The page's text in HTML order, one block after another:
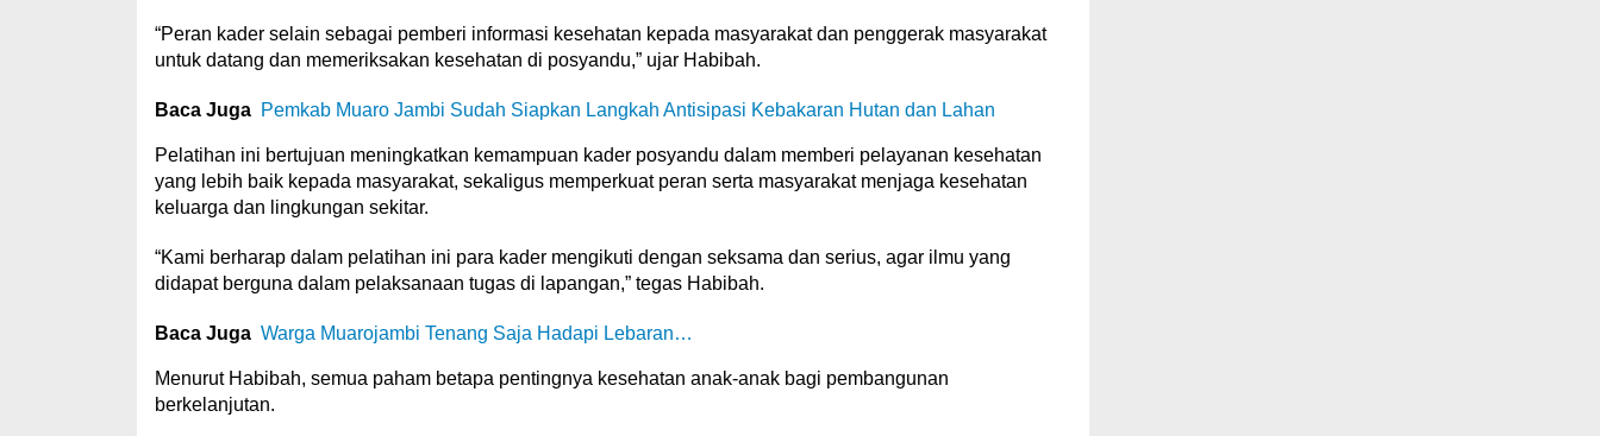
“Peran kader selain sebagai pemberi informasi kesehatan kepada masyarakat dan penggerak masyarakat
untuk datang dan memeriksakan kesehatan di posyandu,” ujar Habibah.
Baca Juga Pemkab Muaro Jambi Sudah Siapkan Langkah Antisipasi Kebakaran Hutan dan Lahan
Pelatihan ini bertujuan meningkatkan kemampuan kader posyandu dalam memberi pelayanan kesehatan
yang lebih baik kepada masyarakat, sekaligus memperkuat peran serta masyarakat menjaga kesehatan
keluarga dan lingkungan sekitar.
“Kami berharap dalam pelatihan ini para kader mengikuti dengan seksama dan serius, agar ilmu yang
didapat berguna dalam pelaksanaan tugas di lapangan,” tegas Habibah.
Baca Juga Warga Muarojambi Tenang Saja Hadapi Lebaran…
Menurut Habibah, semua paham betapa pentingnya kesehatan anak-anak bagi pembangunan
berkelanjutan.